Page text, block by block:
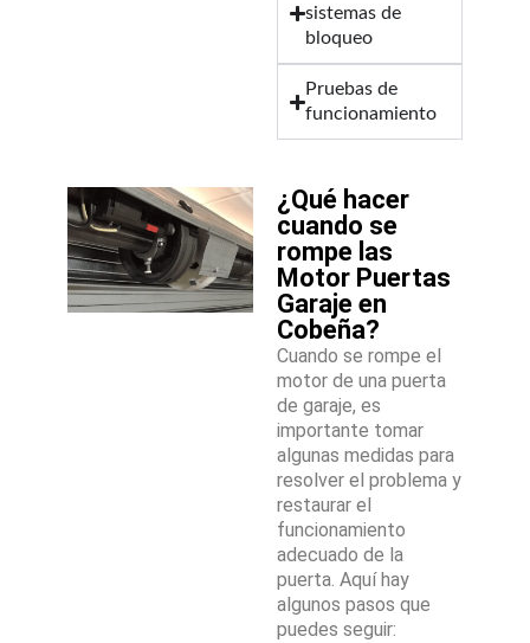
sistemas de
bloqueo
Pruebas de
funcionamiento
¿Qué hacer
cuando se
rompe las
Motor Puertas
Garaje en
Cobeña?
Cuando se rompe el
motor de una puerta
de garaje, es
importante tomar
algunas medidas para
resolver el problema y
restaurar el
funcionamiento
adecuado de la
puerta. Aquí hay
algunos pasos que
puedes seguir: